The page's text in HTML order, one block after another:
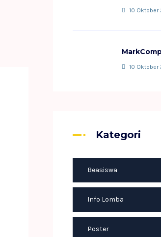
10 Oktober
10 Oktober
Kategori
Beasiswa
Info Lomba
Poster